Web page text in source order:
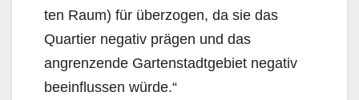
ten Raum) für überzogen, da sie das
Quartier negativ prägen und das
angrenzende Gartenstadt­gebiet negativ
beeinflussen würde.“